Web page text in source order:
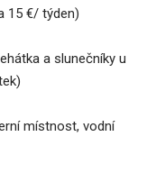
15 €/ týden)
a slunečníky u
místnost, vodní